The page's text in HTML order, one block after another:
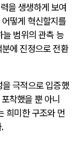
을 생생하게 보여
떻게 혁신할지를
늘 범위의 관측 능
에 진정으로 전환
극적으로 입증했
착했을 뿐 아니
희미한 구조와 먼
.